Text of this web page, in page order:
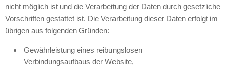
nicht möglich ist und die Verarbeitung der Daten durch gesetzliche
Vorschriften gestattet ist. Die Verarbeitung dieser Daten erfolgt im
übrigen aus folgenden Gründen:
Gewährleistung eines reibungslosen
Verbindungsaufbaus der Website,